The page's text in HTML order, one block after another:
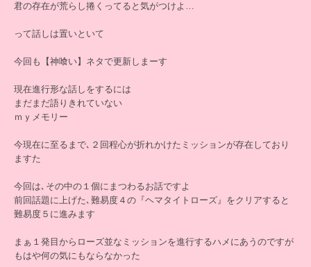
君の存在が荒らし捲くってると気がつけよ…
って話しは置いといて
今回も【神喰い】ネタで更新しまーす
現在進行形な話しをするには
まだまだ語りきれていない
ｍｙメモリー
今現在に至るまで､２回程心が折れかけたミッションが存在しており
ますた
今回は､その中の１個にまつわるお話ですよ
前回話題に上げた､難易度４の『ヘマタイトローズ』をクリアすると
難易度５に進みます
まぁ１発目からローズ並なミッションを進行するハメにあうのですが
もはや何の気にもならなかった